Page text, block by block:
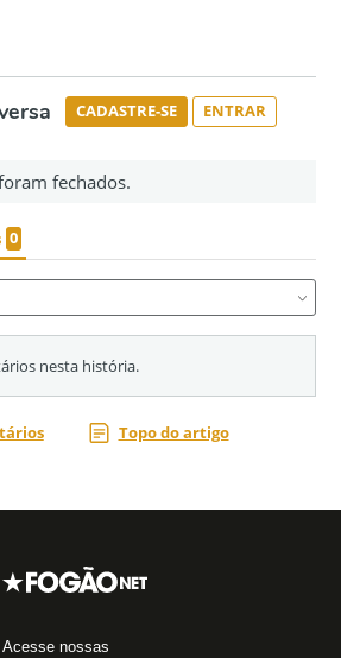
Acesse nossas